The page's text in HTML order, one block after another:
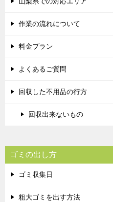
作業の流れについて
料金プラン
よくあるご質問
回収した不用品の行方
回収出来ないもの
ゴミの出し方
ゴミ収集日
粗大ゴミを出す方法